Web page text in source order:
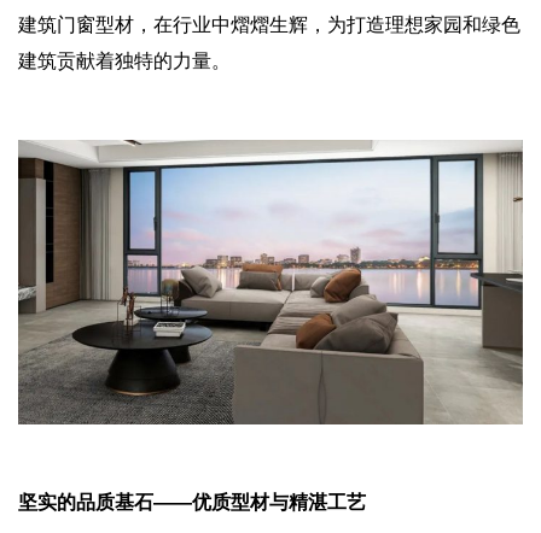
建筑门窗型材，在行业中熠熠生辉，为打造理想家园和绿色
建筑贡献着独特的力量。
坚实的品质基石——优质型材与精湛工艺